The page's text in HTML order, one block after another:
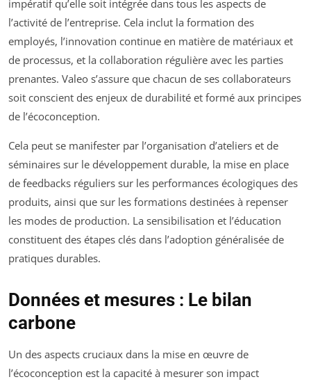
impératif qu’elle soit intégrée dans tous les aspects de
l’activité de l’entreprise. Cela inclut la formation des
employés, l’innovation continue en matière de matériaux et
de processus, et la collaboration régulière avec les parties
prenantes. Valeo s’assure que chacun de ses collaborateurs
soit conscient des enjeux de durabilité et formé aux principes
de l’écoconception.
Cela peut se manifester par l’organisation d’ateliers et de
séminaires sur le développement durable, la mise en place
de feedbacks réguliers sur les performances écologiques des
produits, ainsi que sur les formations destinées à repenser
les modes de production. La sensibilisation et l’éducation
constituent des étapes clés dans l’adoption généralisée de
pratiques durables.
Données et mesures : Le bilan
carbone
Un des aspects cruciaux dans la mise en œuvre de
l’écoconception est la capacité à mesurer son impact